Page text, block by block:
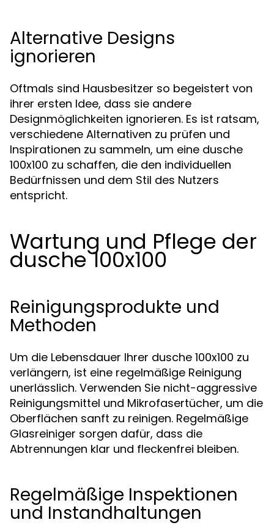
Alternative Designs
ignorieren
Oftmals sind Hausbesitzer so begeistert von
ihrer ersten Idee, dass sie andere
Designmöglichkeiten ignorieren. Es ist ratsam,
verschiedene Alternativen zu prüfen und
Inspirationen zu sammeln, um eine dusche
100x100 zu schaffen, die den individuellen
Bedürfnissen und dem Stil des Nutzers
entspricht.
Wartung und Pflege der
dusche 100x100
Reinigungsprodukte und
Methoden
Um die Lebensdauer Ihrer dusche 100x100 zu
verlängern, ist eine regelmäßige Reinigung
unerlässlich. Verwenden Sie nicht-aggressive
Reinigungsmittel und Mikrofasertücher, um die
Oberflächen sanft zu reinigen. Regelmäßige
Glasreiniger sorgen dafür, dass die
Abtrennungen klar und fleckenfrei bleiben.
Regelmäßige Inspektionen
und Instandhaltungen